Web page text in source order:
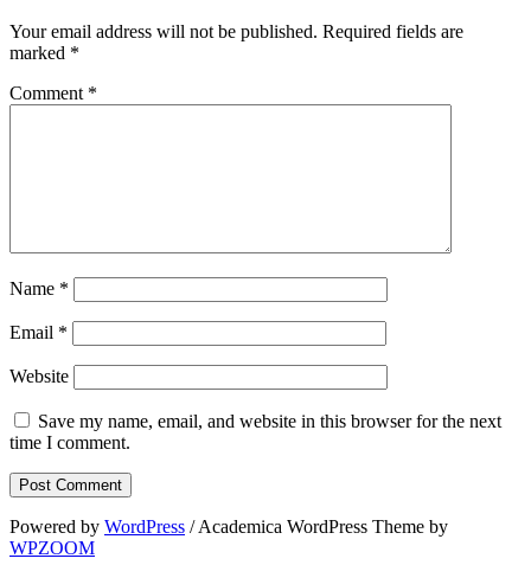
Your email address will not be published. Required fields are
marked *
Comment *
Name *
Email *
Website
Save my name, email, and website in this browser for the next
time I comment.
Powered by WordPress / Academica WordPress Theme by
WPZOOM